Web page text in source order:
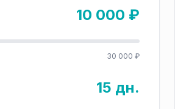
10 000 ₽
30 000 ₽
15 дн.